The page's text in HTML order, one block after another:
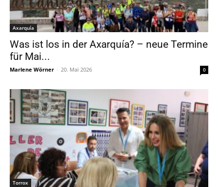
Axarquía
Was ist los in der Axarquía? – neue Termine
für Mai...
Marlene Wörner - 20. Mai 2026 0
Torrox